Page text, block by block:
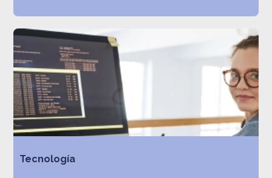
Tecnología